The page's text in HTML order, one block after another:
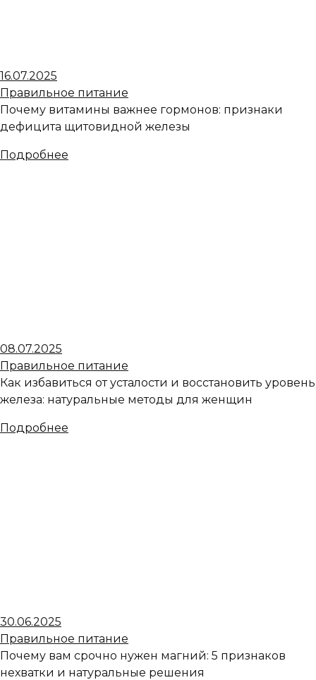
16.07.2025
Правильное питание
Почему витамины важнее гормонов: признаки
дефицита щитовидной железы
Подробнее
08.07.2025
Правильное питание
Как избавиться от усталости и восстановить уровень
железа: натуральные методы для женщин
Подробнее
30.06.2025
Правильное питание
Почему вам срочно нужен магний: 5 признаков
нехватки и натуральные решения